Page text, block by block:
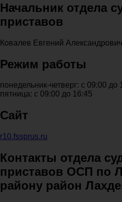
Начальник отдела
приставов
Ковалев Евгений Александрович
Режим работы
понедельник-четверг: с 09:00 до
пятница: с 09:00 до 16:45
Сайт
r10.fssprus.ru
Контакты отдела
приставов ОСП по
району район